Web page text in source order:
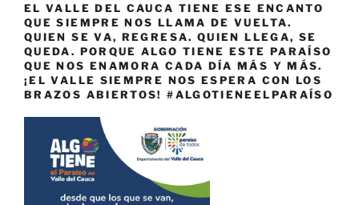
EL VALLE DEL CAUCA TIENE ESE ENCANTO
QUE SIEMPRE NOS LLAMA DE VUELTA.
QUIEN SE VA, REGRESA. QUIEN LLEGA, SE
QUEDA. PORQUE ALGO TIENE ESTE PARAÍSO
QUE NOS ENAMORA CADA DÍA MÁS Y MÁS.
¡EL VALLE SIEMPRE NOS ESPERA CON LOS
BRAZOS ABIERTOS! #ALGOTIENEELPARAÍSO